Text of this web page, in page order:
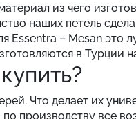
из чего
наших петель
Essentra – Mesan это
в Турции
Что делает их
производству все